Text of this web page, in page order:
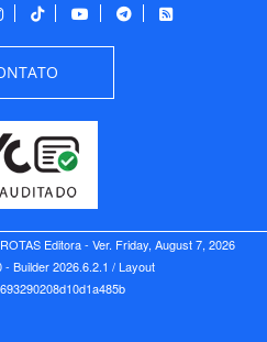
Editora - Ver. Friday, August 7, 2026
Builder 2026.6.2.1 / Layout